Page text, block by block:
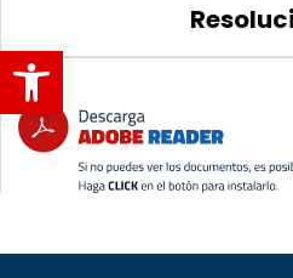
Abrir barra de herramientas